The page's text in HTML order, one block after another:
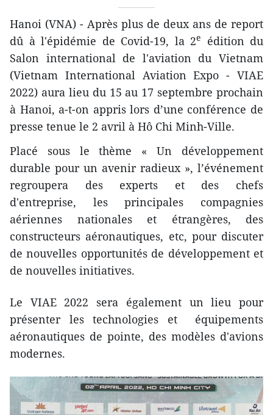
Hanoi (VNA) - Après plus de deux ans de report
dû à l'épidémie de Covid-19, la 2e
édition du
Salon international de l'aviation du Vietnam
(Vietnam International Aviation Expo - VIAE
2022) aura lieu du 15 au 17 septembre prochain
à Hanoi, a-t-on appris lors d’une conférence de
presse tenue le 2 avril à Hô Chi Minh-Ville.
Placé sous le thème « Un développement
durable pour un avenir radieux », l’événement
regroupera des experts et des chefs
d'entreprise, les principales compagnies
aériennes nationales et étrangères, des
constructeurs aéronautiques, etc, pour discuter
de nouvelles opportunités de développement et
de nouvelles initiatives.
Le VIAE 2022 sera également un lieu pour
présenter les technologies et équipements
aéronautiques de pointe, des modèles d'avions
modernes.